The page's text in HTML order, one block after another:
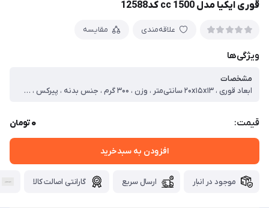
قوری ایکیا مدل 1500 cc کد12588
علاقه‌مندی مقایسه
ویژگی‌ها
مشخصات
ابعاد قوری ، ۲۰x۱۵x۱۳ سانتی‌متر ، وزن ، ۳۰۰ گرم ، جنس بدنه ، پیرکس ، گنجایش ، ۱.۵ لیتر ، سایر توضیحات ، ابعاد طول با احتساب دسته ۲۰ سانتیمتر عرض ۱۵ سانت و ارتفاع ۱۳ سانت کنجایش ۱۵۰۰ سی سی بسیار مناسب برای پذیرایی مهمانی همچنین صافی داخلی دارا میباشد
قیمت: 0تومان
افزودن به سبدخرید
موجود در انبار ارسال سریع گارانتی اصالت کالا